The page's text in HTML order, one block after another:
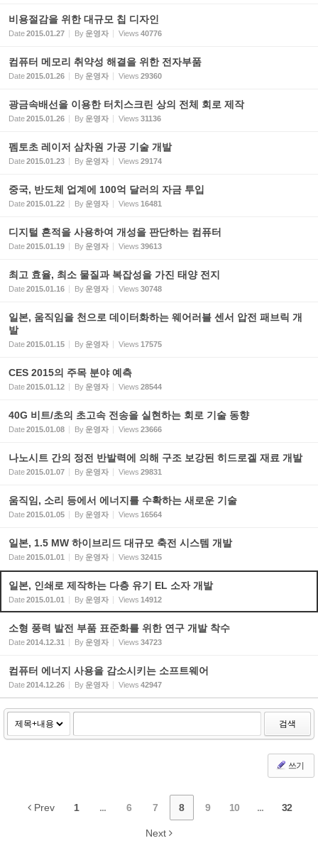
비용절감을 위한 대규모 칩 디자인
Date2015.01.27 By 운영자 Views 40776
컴퓨터 메모리 취약성 해결을 위한 전자부품
Date2015.01.26 By 운영자 Views 29360
광금속배선을 이용한 터치스크린 상의 전체 회로 제작
Date2015.01.26 By 운영자 Views 31136
펨토초 레이저 삼차원 가공 기술 개발
Date2015.01.23 By 운영자 Views 29174
중국, 반도체 업계에 100억 달러의 자금 투입
Date2015.01.22 By 운영자 Views 16481
디지털 흔적을 사용하여 개성을 판단하는 컴퓨터
Date2015.01.19 By 운영자 Views 39613
최고 효율, 최소 물질과 복잡성을 가진 태양 전지
Date2015.01.16 By 운영자 Views 30748
일본, 움직임을 천으로 데이터화하는 웨어러블 센서 압전 패브릭 개
발
Date2015.01.15 By 운영자 Views 17575
CES 2015의 주목 분야 예측
Date2015.01.12 By 운영자 Views 28544
40G 비트/초의 초고속 전송을 실현하는 회로 기술 동향
Date2015.01.08 By 운영자 Views 23666
나노시트 간의 정전 반발력에 의해 구조 보강된 히드로겔 재료 개발
Date2015.01.07 By 운영자 Views 29831
움직임, 소리 등에서 에너지를 수확하는 새로운 기술
Date2015.01.05 By 운영자 Views 16564
일본, 1.5 MW 하이브리드 대규모 축전 시스템 개발
Date2015.01.01 By 운영자 Views 32415
일본, 인쇄로 제작하는 다층 유기 EL 소자 개발
Date2015.01.01 By 운영자 Views 14912
소형 풍력 발전 부품 표준화를 위한 연구 개발 착수
Date2014.12.31 By 운영자 Views 34723
컴퓨터 에너지 사용을 감소시키는 소프트웨어
Date2014.12.26 By 운영자 Views 42947
검색
쓰기
Prev 1 ... 6 7 8 9 10 ... 32
Next